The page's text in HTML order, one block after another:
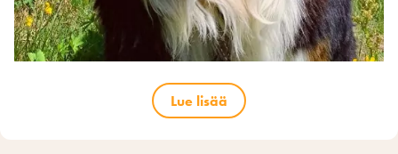
Lue lisää